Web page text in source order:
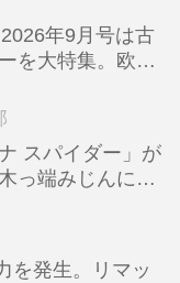
年9月号は古
を大特集。欧州
スパイダー」が
っ端みじんにな
を発生。リマッ